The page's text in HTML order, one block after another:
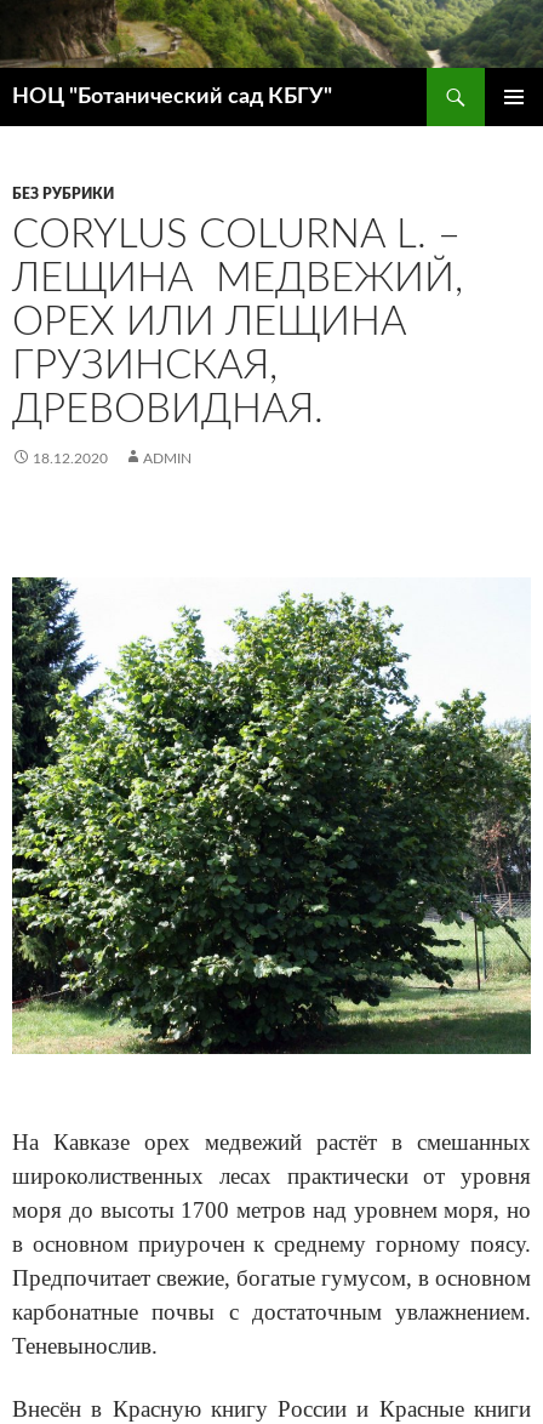
НОЦ "Ботанический сад КБГУ"
БЕЗ РУБРИКИ
CORYLUS COLURNA L. –
ЛЕЩИНА МЕДВЕЖИЙ,
ОРЕХ ИЛИ ЛЕЩИНА
ГРУЗИНСКАЯ,
ДРЕВОВИДНАЯ.
18.12.2020 ADMIN
На Кавказе орех медвежий растёт в смешанных
широколиственных лесах практически от уровня
моря до высоты 1700 метров над уровнем моря, но
в основном приурочен к среднему горному поясу.
Предпочитает свежие, богатые гумусом, в основном
карбонатные почвы с достаточным увлажнением.
Теневынослив.
Внесён в Красную книгу России и Красные книги